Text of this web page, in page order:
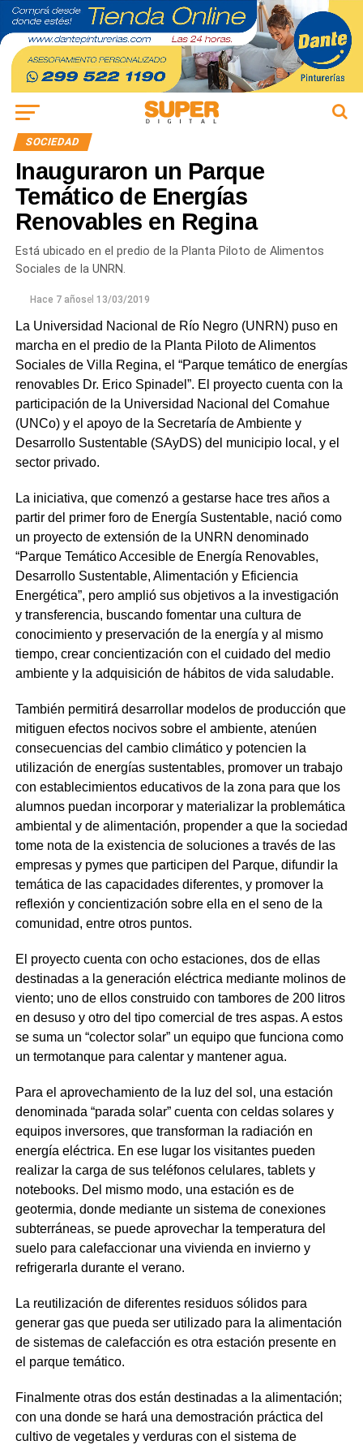
SOCIEDAD
Inauguraron un Parque
Temático de Energías
Renovables en Regina
Está ubicado en el predio de la Planta Piloto de Alimentos
Sociales de la UNRN.
Hace 7 añosel 13/03/2019
La Universidad Nacional de Río Negro (UNRN) puso en
marcha en el predio de la Planta Piloto de Alimentos
Sociales de Villa Regina, el “Parque temático de energías
renovables Dr. Erico Spinadel”. El proyecto cuenta con la
participación de la Universidad Nacional del Comahue
(UNCo) y el apoyo de la Secretaría de Ambiente y
Desarrollo Sustentable (SAyDS) del municipio local, y el
sector privado.
La iniciativa, que comenzó a gestarse hace tres años a
partir del primer foro de Energía Sustentable, nació como
un proyecto de extensión de la UNRN denominado
“Parque Temático Accesible de Energía Renovables,
Desarrollo Sustentable, Alimentación y Eficiencia
Energética”, pero amplió sus objetivos a la investigación
y transferencia, buscando fomentar una cultura de
conocimiento y preservación de la energía y al mismo
tiempo, crear concientización con el cuidado del medio
ambiente y la adquisición de hábitos de vida saludable.
También permitirá desarrollar modelos de producción que
mitiguen efectos nocivos sobre el ambiente, atenúen
consecuencias del cambio climático y potencien la
utilización de energías sustentables, promover un trabajo
con establecimientos educativos de la zona para que los
alumnos puedan incorporar y materializar la problemática
ambiental y de alimentación, propender a que la sociedad
tome nota de la existencia de soluciones a través de las
empresas y pymes que participen del Parque, difundir la
temática de las capacidades diferentes, y promover la
reflexión y concientización sobre ella en el seno de la
comunidad, entre otros puntos.
El proyecto cuenta con ocho estaciones, dos de ellas
destinadas a la generación eléctrica mediante molinos de
viento; uno de ellos construido con tambores de 200 litros
en desuso y otro del tipo comercial de tres aspas. A estos
se suma un “colector solar” un equipo que funciona como
un termotanque para calentar y mantener agua.
Para el aprovechamiento de la luz del sol, una estación
denominada “parada solar” cuenta con celdas solares y
equipos inversores, que transforman la radiación en
energía eléctrica. En ese lugar los visitantes pueden
realizar la carga de sus teléfonos celulares, tablets y
notebooks. Del mismo modo, una estación es de
geotermia, donde mediante un sistema de conexiones
subterráneas, se puede aprovechar la temperatura del
suelo para calefaccionar una vivienda en invierno y
refrigerarla durante el verano.
La reutilización de diferentes residuos sólidos para
generar gas que pueda ser utilizado para la alimentación
de sistemas de calefacción es otra estación presente en
el parque temático.
Finalmente otras dos están destinadas a la alimentación;
con una donde se hará una demostración práctica del
cultivo de vegetales y verduras con el sistema de